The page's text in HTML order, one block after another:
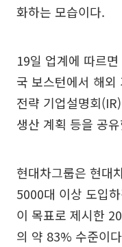
화하는 모습이다.
19일 업계에 따르
국 보스턴에서 해
전략 기업설명회
생산 계획 등을 공
현대차그룹은 현대
5000대 이상 도입
이 목표로 제시한
의 약 83% 수준이